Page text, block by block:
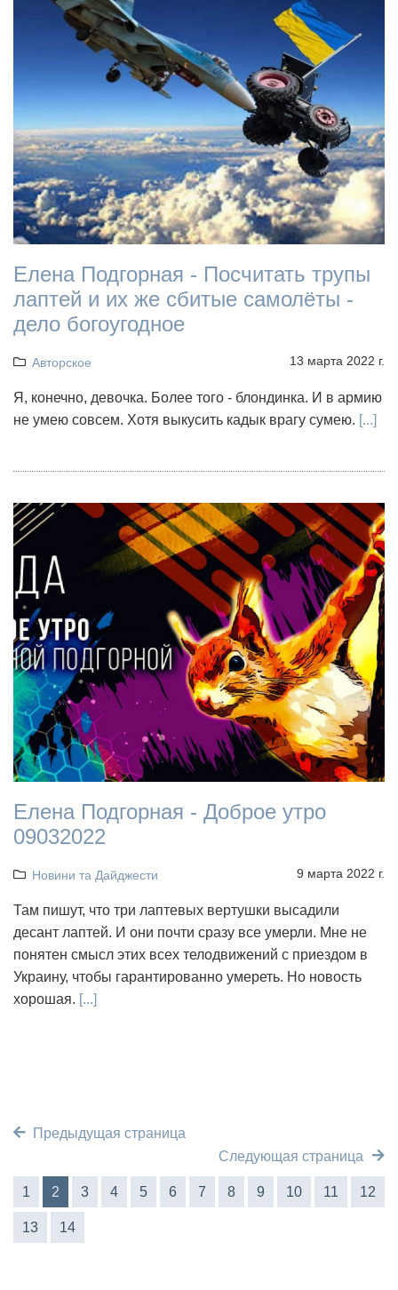
Елена Подгорная - Посчитать трупы
лаптей и их же сбитые самолёты -
дело богоугодное
Авторское 13 марта 2022 г.
Я, конечно, девочка. Более того - блондинка. И в армию
не умею совсем. Хотя выкусить кадык врагу сумею. [...]
Елена Подгорная - Доброе утро
09032022
Новини та Дайджести 9 марта 2022 г.
Там пишут, что три лаптевых вертушки высадили
десант лаптей. И они почти сразу все умерли. Мне не
понятен смысл этих всех телодвижений с приездом в
Украину, чтобы гарантированно умереть. Но новость
хорошая. [...]
Предыдущая страница
Следующая страница
1 2 3 4 5 6 7 8 9 10 11 12
13 14